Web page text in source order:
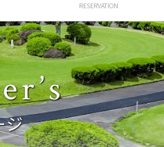
RESERVATION
ジ